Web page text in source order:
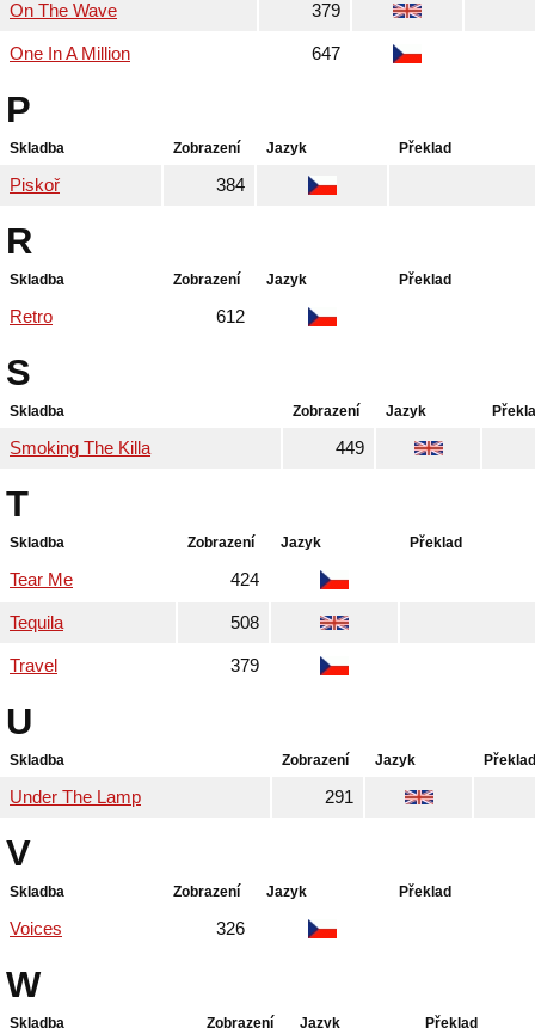
On The Wave 379
One In A Million 647
P
Skladba Zobrazení Jazyk Překlad
Piskoř 384
R
Skladba Zobrazení Jazyk Překlad
Retro 612
S
Skladba Zobrazení Jazyk
Smoking The Killa 449
T
Skladba Zobrazení Jazyk Překlad
Tear Me 424
Tequila 508
Travel 379
U
Skladba Zobrazení Jazyk Překlad
Under The Lamp 291
V
Skladba Zobrazení Jazyk Překlad
Voices 326
W
Skladba Zobrazení Jazyk Překlad